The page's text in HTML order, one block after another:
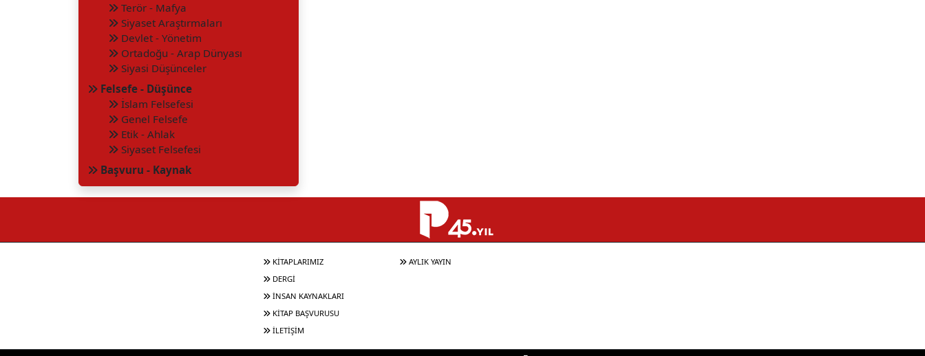
Terör - Mafya
Siyaset Araştırmaları
Devlet - Yönetim
Ortadoğu - Arap Dünyası
Siyasi Düşünceler
Felsefe - Düşünce
İslam Felsefesi
Genel Felsefe
Etik - Ahlak
Siyaset Felsefesi
Başvuru - Kaynak
KİTAPLARIMIZ
DERGİ
İNSAN KAYNAKLARI
KİTAP BAŞVURUSU
İLETİŞİM
AYLIK YAYIN